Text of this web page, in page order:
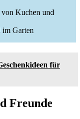
von Kuchen und
Garten
für
Freunde